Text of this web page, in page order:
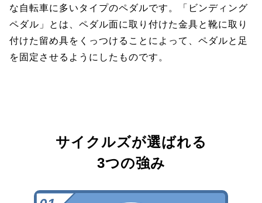
な自転車に多いタイプのペダルです。「ビンディング
ペダル」とは、ペダル面に取り付けた金具と靴に取り
付けた留め具をくっつけることによって、ペダルと足
を固定させるようにしたものです。
サイクルズが選ばれる
3つの強み